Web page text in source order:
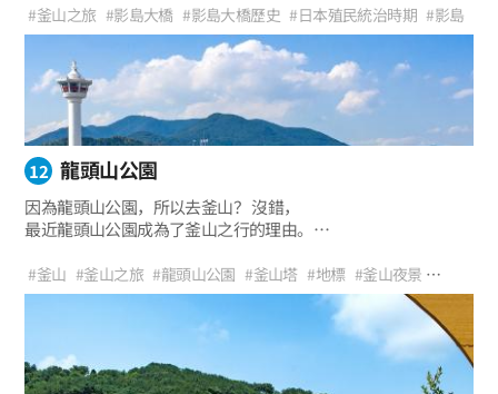
在影島大橋相見的含淚許諾的空間。 寫作Yeongdodaegyo，
讀作Yeongdodari 。
#釜山之旅 #影島大橋 #影島大橋歷史 #日本殖民統治時期 #影島
#影島之旅 #跳開橋 #影島大橋開啟時間 #難民 #離散家庭
#韓國戰爭
#釜山影島 #釜山回憶 #歷史之旅
#釜山大橋
#原城市中心之旅
12 龍頭山公園
因為龍頭山公園，所以去釜山？ 沒錯，
最近龍頭山公園成為了釜山之行的理由。
那麼中部區域的南浦洞就是最熱門的旅遊地。
其中的龍頭山公園是來釜山旅遊的人們必去的釜山代表性地標。
#釜山 #釜山之旅 #龍頭山公園 #釜山塔 #地標 #釜山夜景
#旅遊路線 #家庭旅行 #推薦行程 #視野遼闊的地方
#治愈
#原城市中心之旅 #與戀人同遊
#四季